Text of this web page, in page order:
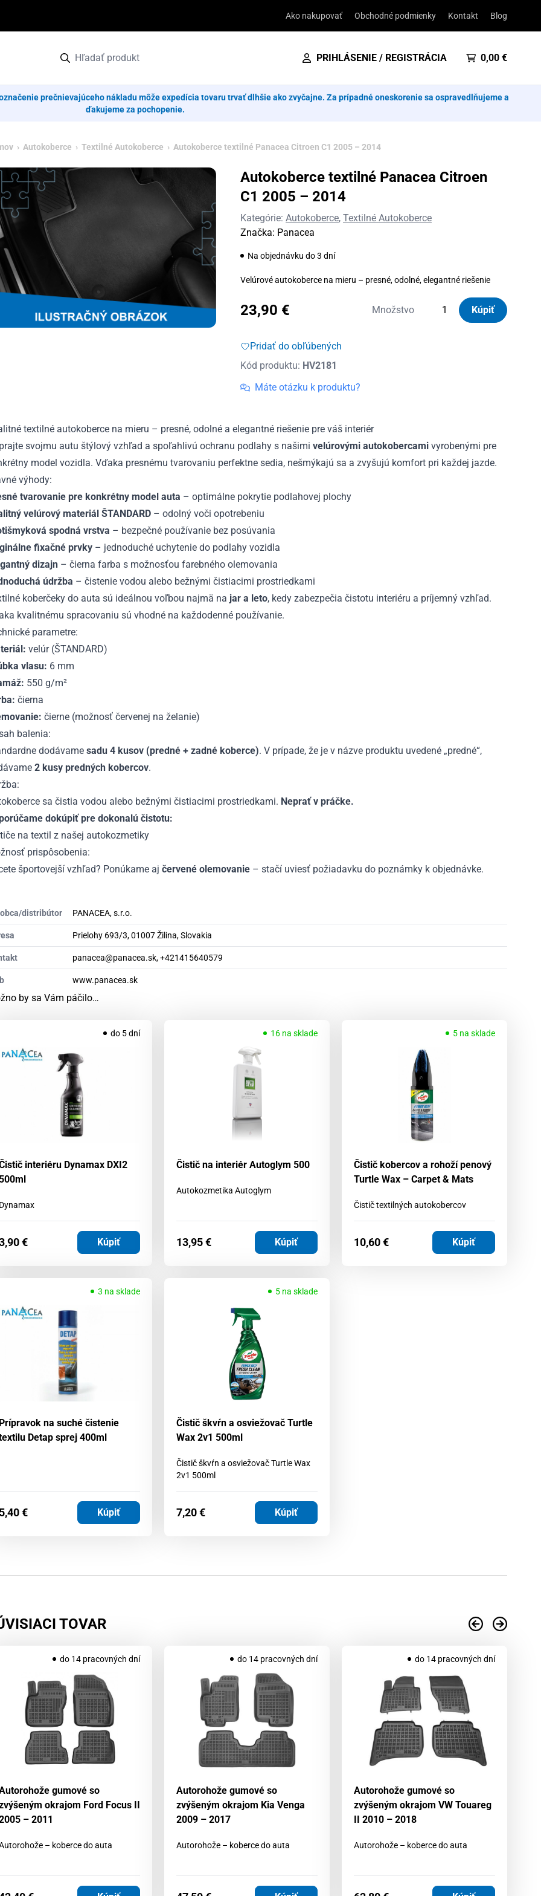
Ako nakupovať Obchodné podmienky Kontakt Blog
PRIHLÁSENIE / REGISTRÁCIA 0,00 €
prečnievajúceho nákladu môže expedícia tovaru trvať dlhšie ako zvyčajne. Za prípadné oneskorenie sa ospravedlňujeme a
ďakujeme za pochopenie.
› Autokoberce › Textilné Autokoberce › Autokoberce textilné Panacea Citroen C1 2005 – 2014
Autokoberce textilné Panacea Citroen
C1 2005 – 2014
Kategórie: Autokoberce, Textilné Autokoberce
Značka: Panacea
Na objednávku do 3 dní
Velúrové autokoberce na mieru – presné, odolné, elegantné riešenie
23,90 € Množstvo
množstvo
2014
Kúpiť
Pridať do obľúbených
Kód produktu: HV2181
Máte otázku k produktu?
textilné autokoberce na mieru – presné, odolné a elegantné riešenie pre váš interiér
svojmu autu štýlový vzhľad a spoľahlivú ochranu podlahy s našimi velúrovými autokobercami vyrobenými pre
model vozidla. Vďaka presnému tvarovaniu perfektne sedia, nešmýkajú sa a zvyšujú komfort pri každej jazde.
výhody:
tvarovanie pre konkrétny model auta – optimálne pokrytie podlahovej plochy
velúrový materiál ŠTANDARD – odolný voči opotrebeniu
spodná vrstva – bezpečné používanie bez posúvania
fixačné prvky – jednoduché uchytenie do podlahy vozidla
dizajn – čierna farba s možnosťou farebného olemovania
údržba – čistenie vodou alebo bežnými čistiacimi prostriedkami
koberčeky do auta sú ideálnou voľbou najmä na jar a leto, kedy zabezpečia čistotu interiéru a príjemný vzhľad.
kvalitnému spracovaniu sú vhodné na každodenné používanie.
parametre:
velúr (ŠTANDARD)
vlasu: 6 mm
550 g/m²
čierna
čierne (možnosť červenej na želanie)
balenia:
dodávame sadu 4 kusov (predné + zadné koberce). V prípade, že je v názve produktu uvedené „predné“,
2 kusy predných kobercov.
sa čistia vodou alebo bežnými čistiacimi prostriedkami. Neprať v práčke.
dokúpiť pre dokonalú čistotu:
na textil z našej autokozmetiky
prispôsobenia:
športovejší vzhľad? Ponúkame aj červené olemovanie – stačí uviesť požiadavku do poznámky k objednávke.
distribútor PANACEA, s.r.o.
Prielohy 693/3, 01007 Žilina, Slovakia
panacea@panacea.sk, +421415640579
www.panacea.sk
by sa Vám páčilo…
do 5 dní
interiéru Dynamax DXI2
€ Kúpiť
16 na sklade
Čistič na interiér Autoglym 500
Autokozmetika Autoglym
13,95€ Kúpiť
5 na sklade
Čistič kobercov a rohoží penový
Turtle Wax – Carpet & Mats
Čistič textilných autokobercov
10,60€ Kúpiť
3 na sklade
na suché čistenie
Detap sprej 400ml
€ Kúpiť
5 na sklade
Čistič škvŕn a osviežovač Turtle
Wax 2v1 500ml
Čistič škvŕn a osviežovač Turtle Wax
2v1 500ml
7,20€ Kúpiť
TOVAR
do 14 pracovných dní
gumové so
okrajom Ford Focus II
– 2011
– koberce do auta
do 14 pracovných dní
Autorohože gumové so
zvýšeným okrajom Kia Venga
2009 – 2017
Autorohože – koberce do auta
do 14 pracovných dní
Autorohože gumové so
zvýšeným okrajom VW Touareg
II 2010 – 2018
Autorohože – koberce do auta